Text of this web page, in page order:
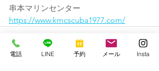
串本マリンセンター
https://www.kmcscuba1977.com/
電話 LINE 予約 メール Insta